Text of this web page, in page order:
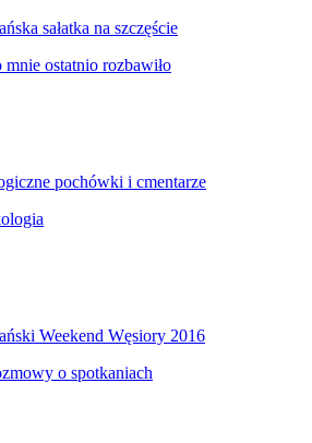
sałatka na szczęście
mnie ostatnio rozbawiło
pochówki i cmentarze
Weekend Węsiory 2016
o spotkaniach